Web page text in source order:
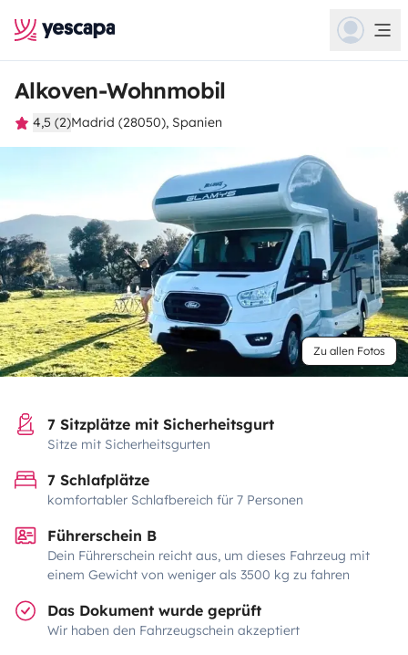
Alkoven-Wohnmobil
4,5 (2)Madrid (28050), Spanien
Zu allen Fotos
7 Sitzplätze mit Sicherheitsgurt
Sitze mit Sicherheitsgurten
7 Schlafplätze
komfortabler Schlafbereich für 7 Personen
Führerschein B
Dein Führerschein reicht aus, um dieses Fahrzeug mit
einem Gewicht von weniger als 3500 kg zu fahren
Das Dokument wurde geprüft
Wir haben den Fahrzeugschein akzeptiert